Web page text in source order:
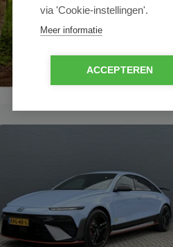
via 'Cookie-instellingen'.
Meer informatie
ACCEPTEREN